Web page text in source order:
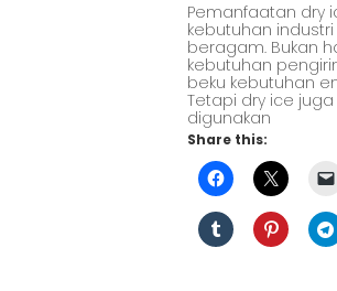
Pemanfaatan dry
kebutuhan industri
beragam. Bukan
kebutuhan
beku kebutuhan
Tetapi dry ice
digunakan
Share this: